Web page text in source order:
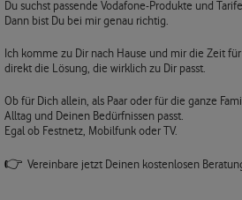
Du suchst passende Vodafone-Produkte und
Dann bist Du bei mir genau richtig.
Ich komme zu Dir nach Hause und mir die Zeit
direkt die Lösung, die wirklich zu Dir passt.
Ob für Dich allein, als Paar oder für die ganze
Alltag und Deinen Bedürfnissen passt.
Egal ob Festnetz, Mobilfunk oder TV.
👉 Vereinbare jetzt Deinen kostenlosen